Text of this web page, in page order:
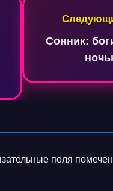
Сонник:
поля